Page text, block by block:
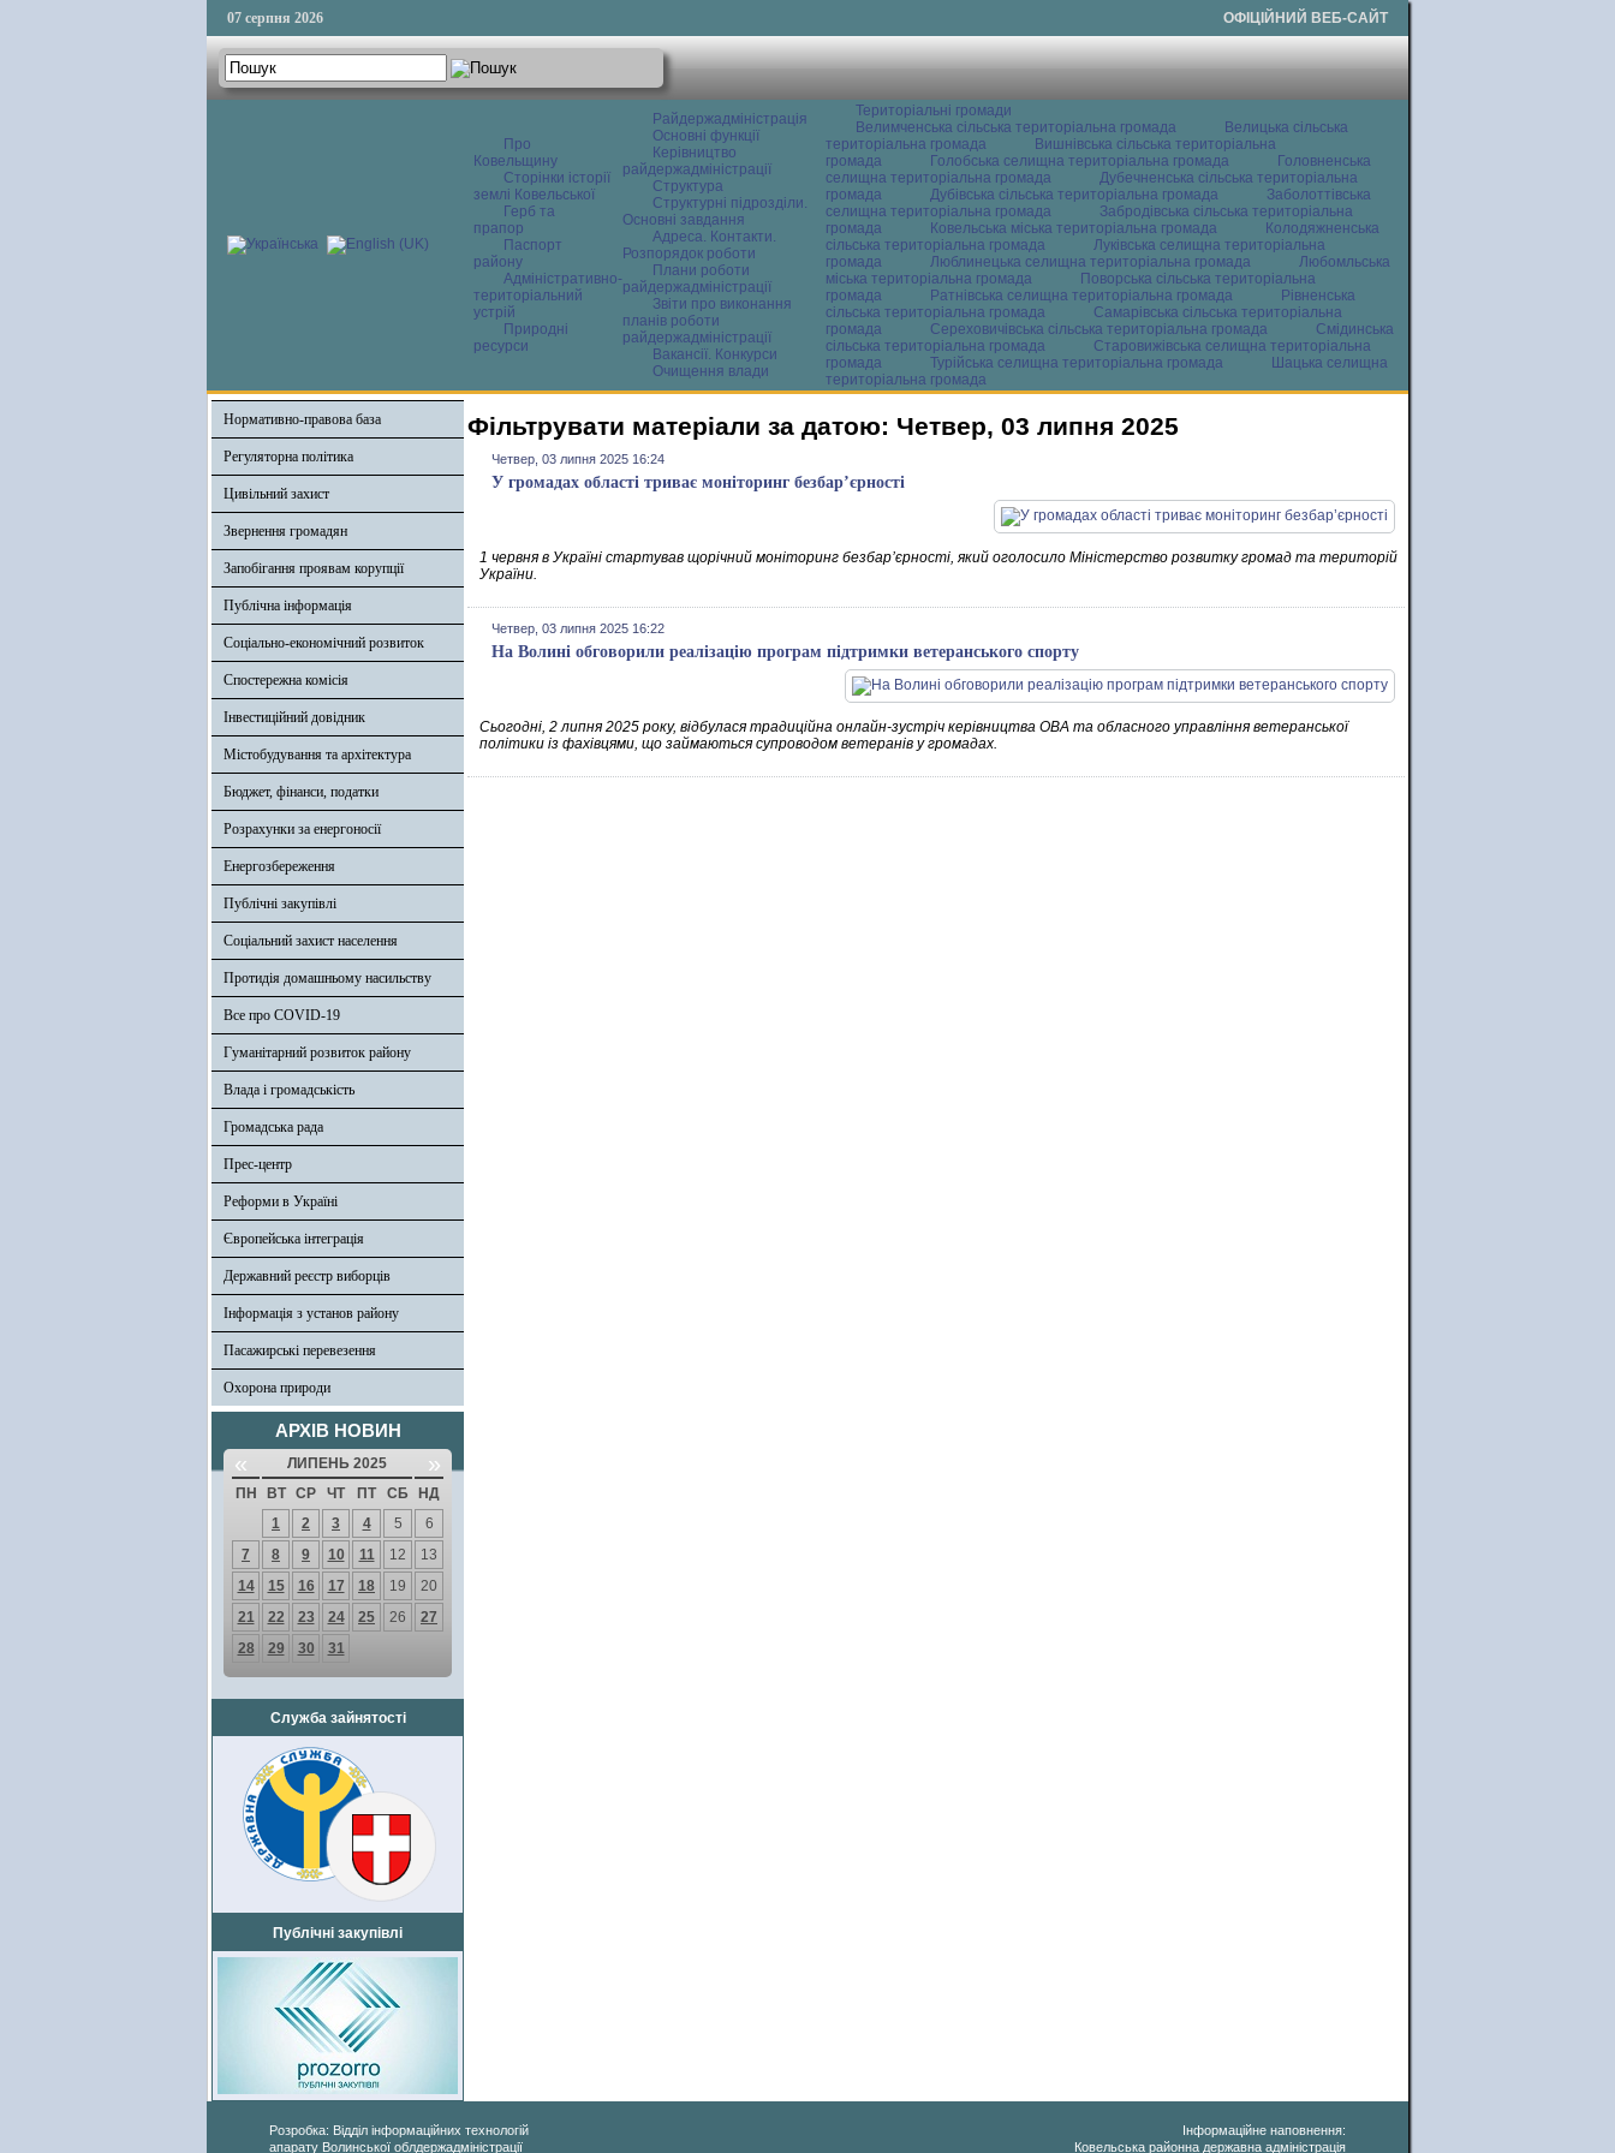
07 серпня 2026 ОФІЦІЙНИЙ ВЕБ-САЙТ
Про
Ковельщину
Сторінки історії
землі Ковельської
Герб та
прапор
Паспорт
району
Адміністративно-
територіальний
устрій
Природні
ресурси
Райдержадміністрація
Основні функції
Керівництво
райдержадміністрації
Структура
Структурні підрозділи.
Основні завдання
Адреса. Контакти.
Розпорядок роботи
Плани роботи
райдержадміністрації
Звіти про виконання
планів роботи
райдержадміністрації
Вакансії. Конкурси
Очищення влади
Територіальні громади
Велимченська сільська територіальна громада
Велицька сільська
територіальна громада
Вишнівська сільська територіальна
громада
Голобська селищна територіальна громада
Головненська
селищна територіальна громада
Дубечненська сільська територіальна
громада
Дубівська сільська територіальна громада
Заболоттівська
селищна територіальна громада
Забродівська сільська територіальна
громада
Ковельська міська територіальна громада
Колодяжненська
сільська територіальна громада
Луківська селищна територіальна
громада
Люблинецька селищна територіальна громада
Любомльська
міська територіальна громада
Поворська сільська територіальна
громада
Ратнівська селищна територіальна громада
Рівненська
сільська територіальна громада
Самарівська сільська територіальна
громада
Сереховичівська сільська територіальна громада
Смідинська
сільська територіальна громада
Старовижівська селищна територіальна
громада
Турійська селищна територіальна громада
Шацька селищна
територіальна громада
Нормативно-правова база
Регуляторна політика
Цивільний захист
Звернення громадян
Запобігання проявам корупції
Публічна інформація
Соціально-економічний розвиток
Спостережна комісія
Інвестиційний довідник
Містобудування та архітектура
Бюджет, фінанси, податки
Розрахунки за енергоносії
Енергозбереження
Публічні закупівлі
Соціальний захист населення
Протидія домашньому насильству
Все про COVID-19
Гуманітарний розвиток району
Влада і громадськість
Громадська рада
Прес-центр
Реформи в Україні
Європейська інтеграція
Державний реєстр виборців
Інформація з установ району
Пасажирські перевезення
Охорона природи
АРХІВ НОВИН
« ЛИПЕНЬ 2025 »
ПН ВТ СР ЧТ ПТ СБ
НД
1
2 3 4 5
6
7
8 9 10 11 12
13
14
15 16 17 18 19
20
21
22 23 24 25 26
27
28
29 30 31
Служба зайнятості
Публічні закупівлі
Фільтрувати матеріали за датою: Четвер, 03 липня 2025
Четвер, 03 липня 2025 16:24
У громадах області триває моніторинг безбар’єрності
1 червня в Україні стартував щорічний моніторинг безбарʼєрності, який оголосило Міністерство розвитку громад та територій
України.
Четвер, 03 липня 2025 16:22
На Волині обговорили реалізацію програм підтримки ветеранського спорту
Сьогодні, 2 липня 2025 року, відбулася традиційна онлайн-зустріч керівництва ОВА та обласного управління ветеранської
політики із фахівцями, що займаються супроводом ветеранів у громадах.
Розробка: Відділ інформаційних технологій
апарату Волинської облдержадміністрації
Інформаційне наповнення:
Ковельська районна державна адміністрація